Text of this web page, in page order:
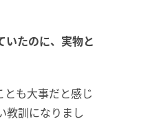
いたのに、実物と
も大事だと感じ
教訓になりまし